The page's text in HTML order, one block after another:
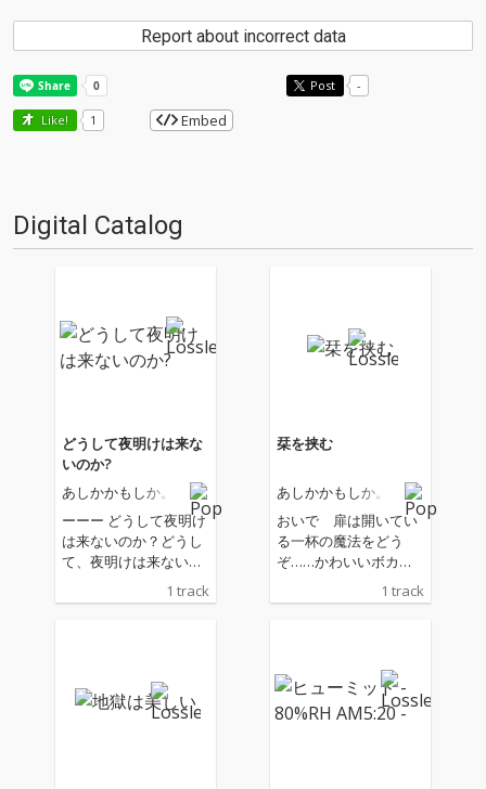
Report about incorrect data
Post -
Like! 1 Embed
Digital Catalog
どうして夜明けは来な
いのか?
あしかかもしか。
ーーー どうして夜明け
は来ないのか？どうし
て、夜明けは来ないの
う？……これは、僕の
点と思われる、ミュー
ジカルっぽい曲を作り
1 track
栞を挟む
あしかかもしか。
おいで 扉は開いてい
る一杯の魔法をどう
ぞ……かわいいボカロ
さんたちが生演奏で歌
ってくれるカフェはど
1 track